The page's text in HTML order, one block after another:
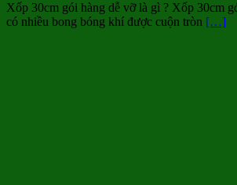
Xốp 30cm gói hàng dễ vỡ là gì ? Xốp 30cm
có nhiều bong bóng khí được cuộn tròn […]